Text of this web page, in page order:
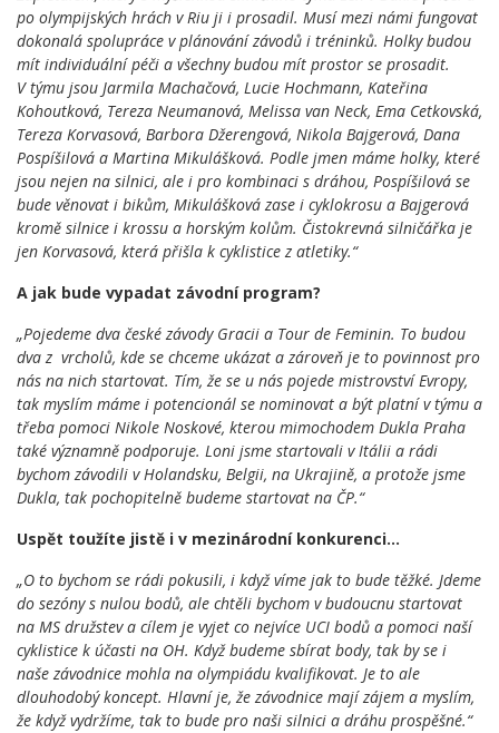
po olympijských hrách v Riu ji i prosadil. Musí mezi námi fungovat
dokonalá spolupráce v plánování závodů i tréninků. Holky budou
mít individuální péči a všechny budou mít prostor se prosadit.
V týmu jsou Jarmila Machačová, Lucie Hochmann, Kateřina
Kohoutková, Tereza Neumanová, Melissa van Neck, Ema Cetkovská,
Tereza Korvasová, Barbora Džerengová, Nikola Bajgerová, Dana
Pospíšilová a Martina Mikulášková. Podle jmen máme holky, které
jsou nejen na silnici, ale i pro kombinaci s dráhou, Pospíšilová se
bude věnovat i bikům, Mikulášková zase i cyklokrosu a Bajgerová
kromě silnice i krossu a horským kolům. Čistokrevná silničářka je
jen Korvasová, která přišla k cyklistice z atletiky.“
A jak bude vypadat závodní program?
„Pojedeme dva české závody Gracii a Tour de Feminin. To budou
dva z vrcholů, kde se chceme ukázat a zároveň je to povinnost pro
nás na nich startovat. Tím, že se u nás pojede mistrovství Evropy,
tak myslím máme i potencionál se nominovat a být platní v týmu a
třeba pomoci Nikole Noskové, kterou mimochodem Dukla Praha
také významně podporuje. Loni jsme startovali v Itálii a rádi
bychom závodili v Holandsku, Belgii, na Ukrajině, a protože jsme
Dukla, tak pochopitelně budeme startovat na ČP.“
Uspět toužíte jistě i v mezinárodní konkurenci…
„O to bychom se rádi pokusili, i když víme jak to bude těžké. Jdeme
do sezóny s nulou bodů, ale chtěli bychom v budoucnu startovat
na MS družstev a cílem je vyjet co nejvíce UCI bodů a pomoci naší
cyklistice k účasti na OH. Když budeme sbírat body, tak by se i
naše závodnice mohla na olympiádu kvalifikovat. Je to ale
dlouhodobý koncept. Hlavní je, že závodnice mají zájem a myslím,
že když vydržíme, tak to bude pro naši silnici a dráhu prospěšné.“